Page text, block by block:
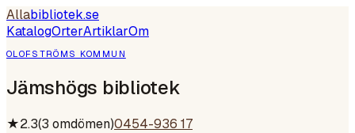
Allabibliotek.se
KatalogOrterArtiklarOm
OLOFSTRÖMS KOMMUN
Jämshögs bibliotek
★2.3(3 omdömen)0454-936 17